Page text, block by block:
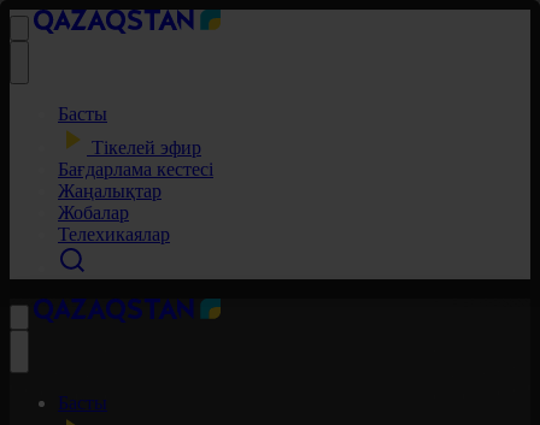
Басты
Тікелей эфир
Бағдарлама кестесі
Жаңалықтар
Жобалар
Телехикаялар
Басты